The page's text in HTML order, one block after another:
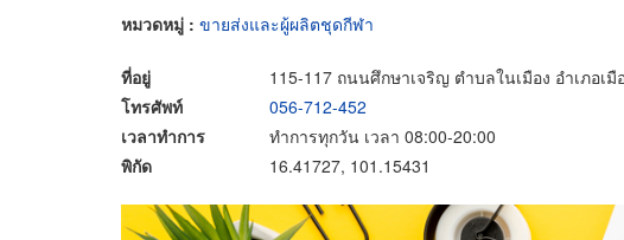
หมวดหมู่ : ขายส่งและผู้ผลิตชุดกีฬา
ที่อยู่
115-117 ถนนศึกษาเจริญ ตำบลในเมือง อำเภอเ
โทรศัพท์
056-712-452
เวลาทำการ
ทำการทุกวัน เวลา 08:00-20:00
พิกัด
16.41727, 101.15431